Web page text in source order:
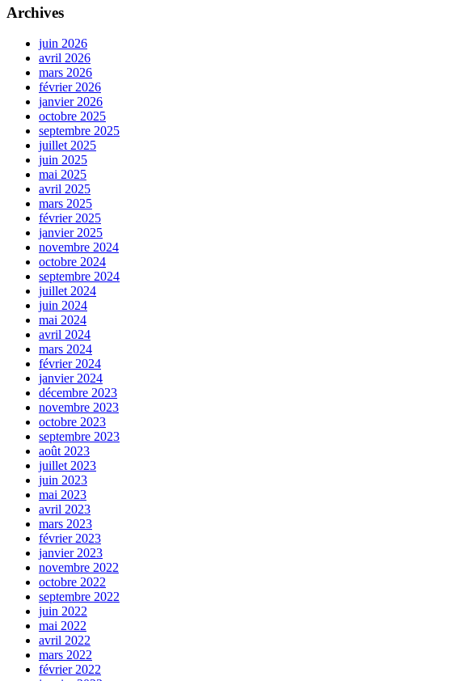
Archives
juin 2026
avril 2026
mars 2026
février 2026
janvier 2026
octobre 2025
septembre 2025
juillet 2025
juin 2025
mai 2025
avril 2025
mars 2025
février 2025
janvier 2025
novembre 2024
octobre 2024
septembre 2024
juillet 2024
juin 2024
mai 2024
avril 2024
mars 2024
février 2024
janvier 2024
décembre 2023
novembre 2023
octobre 2023
septembre 2023
août 2023
juillet 2023
juin 2023
mai 2023
avril 2023
mars 2023
février 2023
janvier 2023
novembre 2022
octobre 2022
septembre 2022
juin 2022
mai 2022
avril 2022
mars 2022
février 2022